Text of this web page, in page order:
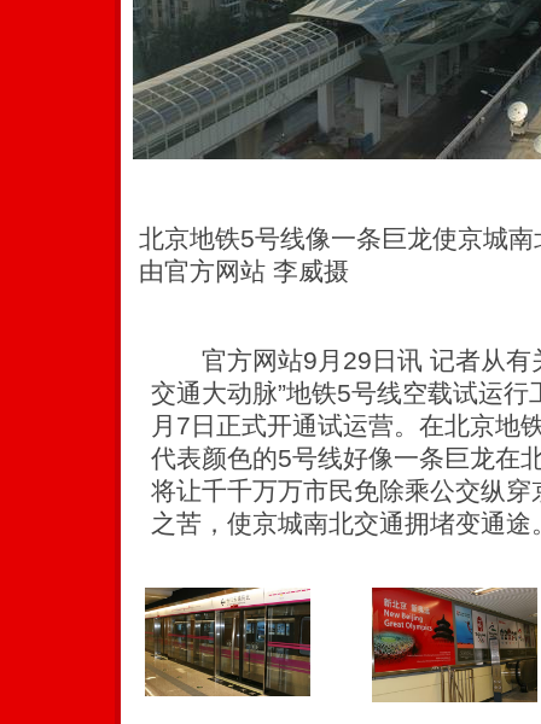
北京地铁5号线像一条巨龙使京城
由官方网站 李威摄
官方网站9月29日讯 记者从有
交通大动脉”地铁5号线空载试运
月7日正式开通试运营。在北京地
代表颜色的5号线好像一条巨龙在
将让千千万万市民免除乘公交纵
之苦，使京城南北交通拥堵变通途